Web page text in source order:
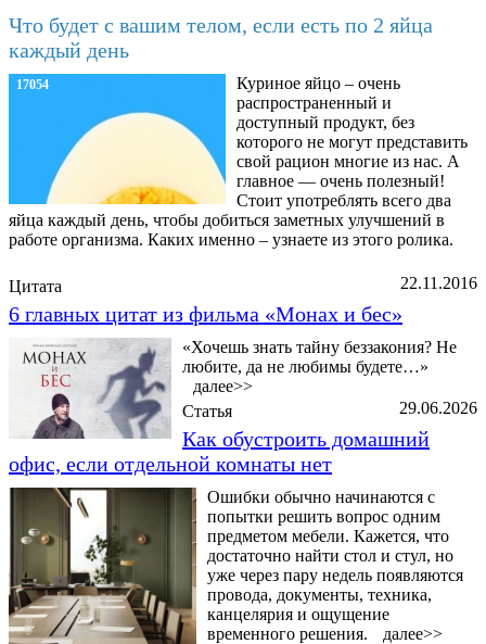
Что будет с вашим телом, если есть по 2 яйца
каждый день
17054
Куриное яйцо – очень
распространенный и
доступный продукт, без
которого не могут представить
свой рацион многие из нас. А
главное — очень полезный!
Стоит употреблять всего два
яйца каждый день, чтобы добиться заметных улучшений в
работе организма. Каких именно – узнаете из этого ролика.
22.11.2016
Цитата
6 главных цитат из фильма «Монах и бес»
«Хочешь знать тайну беззакония? Не
любите, да не любимы будете…»
далее>>
29.06.2026
Статья
Как обустроить домашний
офис, если отдельной комнаты нет
Ошибки обычно начинаются с
попытки решить вопрос одним
предметом мебели. Кажется, что
достаточно найти стол и стул, но
уже через пару недель появляются
провода, документы, техника,
канцелярия и ощущение
временного решения.
далее>>